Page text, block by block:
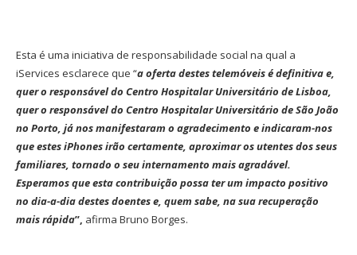
Esta é uma iniciativa de responsabilidade social na qual a
iServices esclarece que “a oferta destes telemóveis é definitivae,
quer o responsável do Centro Hospitalar Universitário de Lisboa,
quer o responsável do Centro Hospitalar Universitário de São João
no Porto, já nos manifestaram o agradecimento e indicaram-nos
que estesiPhones irão certamente, aproximar os utentes dos seus
familiares, tornado o seu internamento mais agradável.
Esperamos que esta contribuição possa ter um impacto positivo
no dia-a-dia destes doentes e, quem sabe, na sua recuperação
mais rápida”, afirma Bruno Borges.